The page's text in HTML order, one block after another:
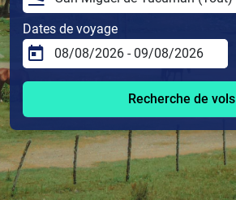
Dates de voyage
Recherche de vols